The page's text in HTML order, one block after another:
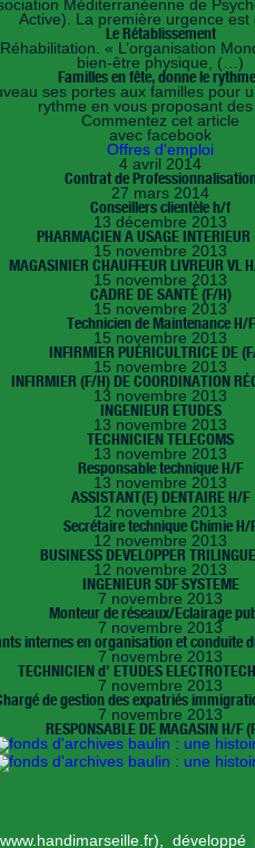
Méditerranéenne de
Active). La première urgence
Le Rétablissement
« L’organisation
bien-être physique, (…)
Familles en fête, donne le
ses portes aux familles
rythme en vous proposant
Commentez cet article
avec facebook
Offres d'emploi
4 avril 2014
Contrat de
27 mars 2014
Conseillers clientèle h/f
13 décembre 2013
PHARMACIEN A USAGE
15 novembre 2013
MAGASINIER CHAUFFEUR LIVREUR VL
15 novembre 2013
CADRE DE SANTÉ (F/H)
15 novembre 2013
Technicien de Maintenance H/F
15 novembre 2013
INFIRMIER PUÉRICULTRICE DE
15 novembre 2013
INFIRMIER (F/H) DE COORDINATION
13 novembre 2013
INGENIEUR ETUDES
13 novembre 2013
TECHNICIEN TELECOMS
13 novembre 2013
Responsable technique H/F
13 novembre 2013
ASSISTANT(E) DENTAIRE H/F
12 novembre 2013
Secrétaire technique Chimie H/
12 novembre 2013
BUSINESS DEVELOPPER
12 novembre 2013
INGENIEUR SDF SYSTEME
7 novembre 2013
Monteur de réseaux/Eclairage
7 novembre 2013
internes en organisation et conduite
7 novembre 2013
TECHNICIEN d’ ETUDES
7 novembre 2013
de gestion des expatriés
7 novembre 2013
RESPONSABLE DE MAGASIN H/F
développé